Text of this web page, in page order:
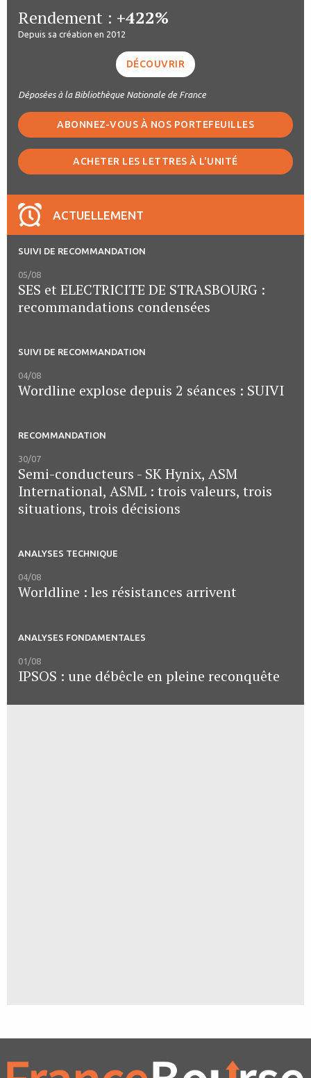
Rendement : +422%
Depuis sa création en 2012
DÉCOUVRIR
Déposées à la Bibliothèque Nationale de France
ABONNEZ-VOUS À NOS PORTEFEUILLES
ACHETER LES LETTRES À L'UNITÉ
ACTUELLEMENT
SUIVI DE RECOMMANDATION
05/08
SES et ELECTRICITE DE STRASBOURG :
recommandations condensées
SUIVI DE RECOMMANDATION
04/08
Wordline explose depuis 2 séances : SUIVI
RECOMMANDATION
30/07
Semi-conducteurs - SK Hynix, ASM
International, ASML : trois valeurs, trois
situations, trois décisions
ANALYSES TECHNIQUE
04/08
Worldline : les résistances arrivent
ANALYSES FONDAMENTALES
01/08
IPSOS : une débêcle en pleine reconquête